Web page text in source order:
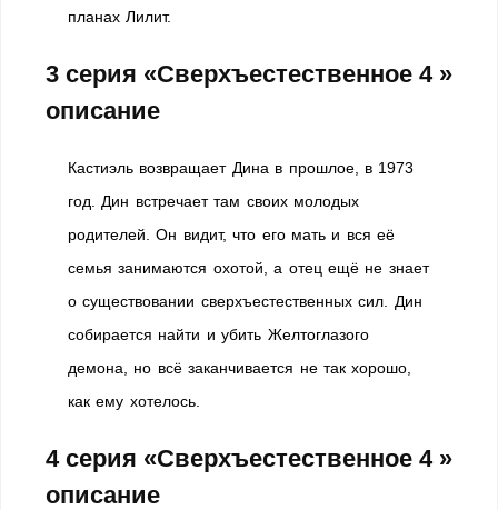
планах Лилит.
3 серия «Сверхъестественное 4 »
описание
Кастиэль возвращает Дина в прошлое, в 1973
год. Дин встречает там своих молодых
родителей. Он видит, что его мать и вся её
семья занимаются охотой, а отец ещё не знает
о существовании сверхъестественных сил. Дин
собирается найти и убить Желтоглазого
демона, но всё заканчивается не так хорошо,
как ему хотелось.
4 серия «Сверхъестественное 4 »
описание